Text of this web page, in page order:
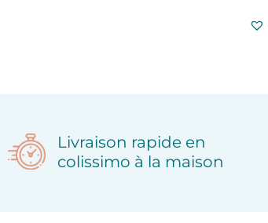
Livraison rapide en
colissimo à la maison